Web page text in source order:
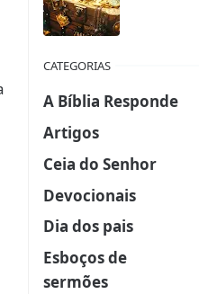
CATEGORIAS
A Bíblia Responde
Artigos
Ceia do Senhor
Devocionais
Dia dos pais
Esboços de
sermões